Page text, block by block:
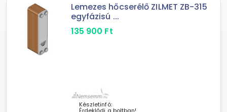
Lemezes hőcserélő ZILMET ZB-315
egyfázisú ...
135 900 Ft
Készletinfó: